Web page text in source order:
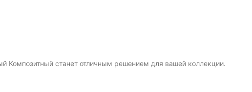
Композитный станет отличным решением для вашей коллекции.